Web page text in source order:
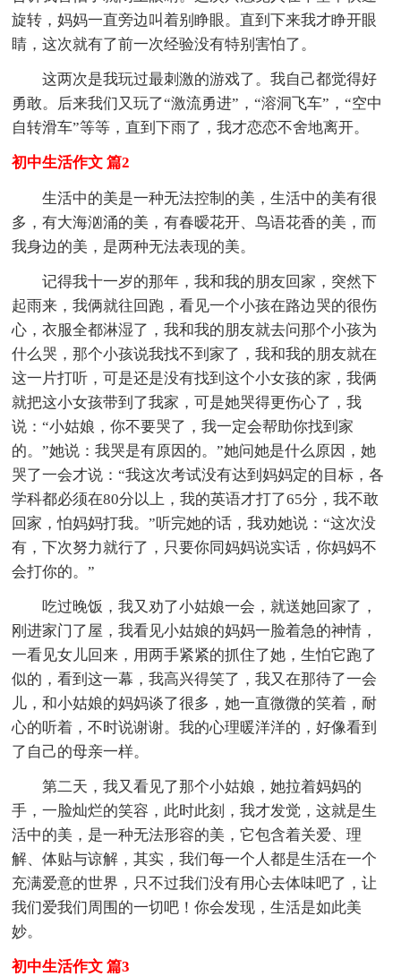
旋转，妈妈一直旁边叫着别睁眼。直到下来我才睁开眼
睛，这次就有了前一次经验没有特别害怕了。
这两次是我玩过最刺激的游戏了。我自己都觉得好
勇敢。后来我们又玩了“激流勇进”，“溶洞飞车”，“空中
自转滑车”等等，直到下雨了，我才恋恋不舍地离开。
初中生活作文 篇2
生活中的美是一种无法控制的美，生活中的美有很
多，有大海汹涌的美，有春暧花开、鸟语花香的美，而
我身边的美，是两种无法表现的美。
记得我十一岁的那年，我和我的朋友回家，突然下
起雨来，我俩就往回跑，看见一个小孩在路边哭的很伤
心，衣服全都淋湿了，我和我的朋友就去问那个小孩为
什么哭，那个小孩说我找不到家了，我和我的朋友就在
这一片打听，可是还是没有找到这个小女孩的家，我俩
就把这小女孩带到了我家，可是她哭得更伤心了，我
说：“小姑娘，你不要哭了，我一定会帮助你找到家
的。”她说：我哭是有原因的。”她问她是什么原因，她
哭了一会才说：“我这次考试没有达到妈妈定的目标，各
学科都必须在80分以上，我的英语才打了65分，我不敢
回家，怕妈妈打我。”听完她的话，我劝她说：“这次没
有，下次努力就行了，只要你同妈妈说实话，你妈妈不
会打你的。”
吃过晚饭，我又劝了小姑娘一会，就送她回家了，
刚进家门了屋，我看见小姑娘的妈妈一脸着急的神情，
一看见女儿回来，用两手紧紧的抓住了她，生怕它跑了
似的，看到这一幕，我高兴得笑了，我又在那待了一会
儿，和小姑娘的妈妈谈了很多，她一直微微的笑着，耐
心的听着，不时说谢谢。我的心理暖洋洋的，好像看到
了自己的母亲一样。
第二天，我又看见了那个小姑娘，她拉着妈妈的
手，一脸灿烂的笑容，此时此刻，我才发觉，这就是生
活中的美，是一种无法形容的美，它包含着关爱、理
解、体贴与谅解，其实，我们每一个人都是生活在一个
充满爱意的世界，只不过我们没有用心去体味吧了，让
我们爱我们周围的一切吧！你会发现，生活是如此美
妙。
初中生活作文 篇3